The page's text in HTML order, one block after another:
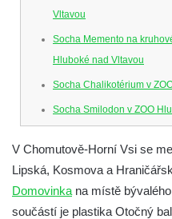
Vltavou
Socha Memento na
Hluboké nad Vltavou
Socha Chalikotérium v
Socha Smilodon v ZOO
Socha Medvěd jeskynní v
V Chomutově-Horní Vsi se
Lipská, Kosmova a
Domovinka na místě
součástí je plastika Otočný